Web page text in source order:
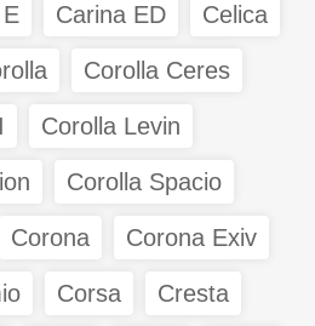
Carina ED Celica
Corolla Ceres
Corolla Levin
Corolla Spacio
Corona Corona Exiv
Corsa Cresta